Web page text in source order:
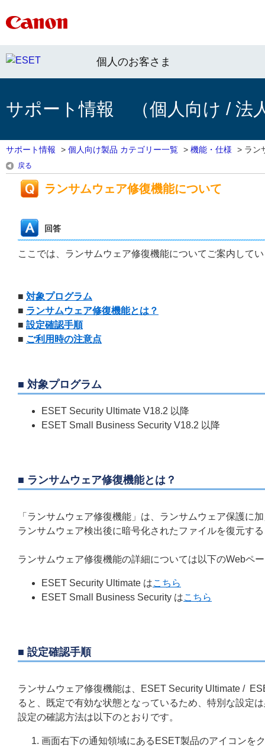
個人のお客さま
サポート情報 （個人向け / 法
サポート情報 > 個人向け製品 カテゴリー一覧 > 機能・仕様 > ラン
戻る
ランサムウェア修復機能について
回答
ここでは、ランサムウェア修復機能についてご案内して
■ 対象プログラム
■ ランサムウェア修復機能とは？
■ 設定確認手順
■ ご利用時の注意点
■ 対象プログラム
ESET Security Ultimate V18.2 以降
ESET Small Business Security V18.2 以降
■ ランサムウェア修復機能とは？
「ランサムウェア修復機能」は、ランサムウェア保護に
ランサムウェア検出後に暗号化されたファイルを復元す
ランサムウェア修復機能の詳細については以下のWebペ
ESET Security Ultimate はこちら
ESET Small Business Security はこちら
■ 設定確認手順
ランサムウェア修復機能は、ESET Security Ultimate /
ると、既定で有効な状態となっているため、特別な設定
設定の確認方法は以下のとおりです。
画面右下の通知領域にあるESET製品のアイコンを